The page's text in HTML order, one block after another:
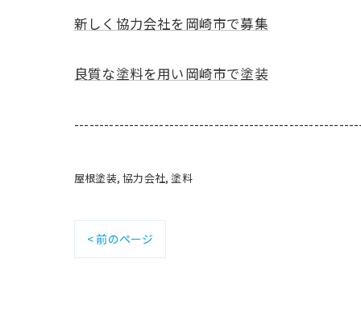
新しく協力会社を岡崎市で募集
良質な塗料を用い岡崎市で塗装
屋根塗装 協力会社 塗料
< 前のページ